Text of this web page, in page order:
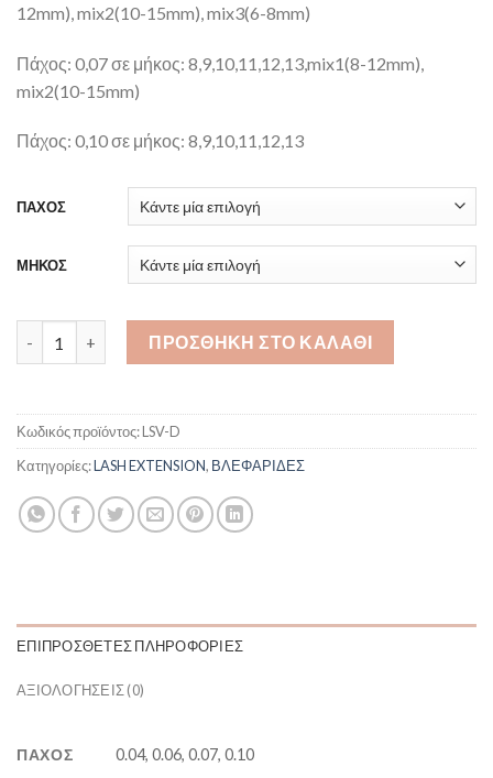
12mm), mix2(10-15mm), mix3(6-8mm)
Πάχος: 0,07 σε μήκος: 8,9,10,11,12,13,mix1(8-12mm),
mix2(10-15mm)
Πάχος: 0,10 σε μήκος: 8,9,10,11,12,13
ΠΑΧΟΣ
ΜΗΚΟΣ
Premium C Volume Russe ποσότητα
ΠΡΟΣΘΉΚΗ ΣΤΟ ΚΑΛΆΘΙ
Κωδικός προϊόντος:LSV-D
Κατηγορίες:LASH EXTENSION, ΒΛΕΦΑΡΙΔΕΣ
ΕΠΙΠΡΌΣΘΕΤΕΣ ΠΛΗΡΟΦΟΡΊΕΣ
ΑΞΙΟΛΟΓΉΣΕΙΣ (0)
ΠΑΧΟΣ 0.04, 0.06, 0.07, 0.10